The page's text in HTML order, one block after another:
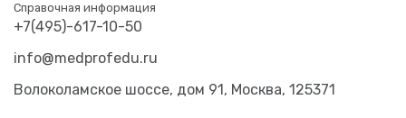
Справочная информация
+7(495)-617-10-50
info@medprofedu.ru
Волоколамское шоссе, дом 91, Москва, 125371